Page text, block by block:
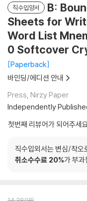
직수입양서
B:
Sheets for
Word List
0 Softcover
Paperback
바인딩/에디션 안내
Press, Nirzy Paper
Independently
첫번째 리뷰어가 되어주세
직수입외서는 변심/착오
취소수수료 20%가 부과